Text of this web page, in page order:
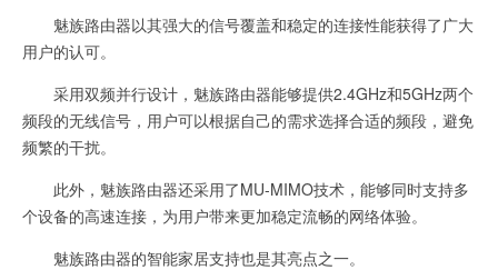
魅族路由器以其强大的信号覆盖和稳定的连接性能获得了广大
用户的认可。
采用双频并行设计，魅族路由器能够提供2.4GHz和5GHz两个
频段的无线信号，用户可以根据自己的需求选择合适的频段，避免
频繁的干扰。
此外，魅族路由器还采用了MU-MIMO技术，能够同时支持多
个设备的高速连接，为用户带来更加稳定流畅的网络体验。
魅族路由器的智能家居支持也是其亮点之一。